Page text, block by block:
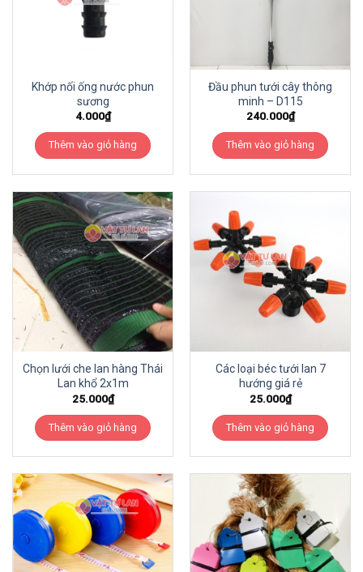
Khớp nối ống nước phun
sương
4.000₫
Thêm vào giỏ hàng
Đầu phun tưới cây thông
minh – D115
240.000₫
Thêm vào giỏ hàng
Chọn lưới che lan hàng Thái
Lan khổ 2x1m
25.000₫
Thêm vào giỏ hàng
Các loại béc tưới lan 7
hướng giá rẻ
25.000₫
Thêm vào giỏ hàng